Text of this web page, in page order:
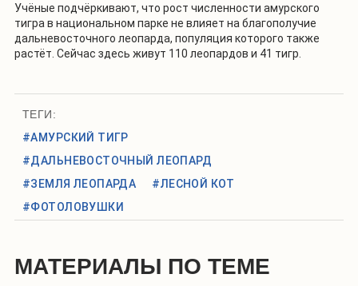
Учёные подчёркивают, что рост численности амурского
тигра в национальном парке не влияет на благополучие
дальневосточного леопарда, популяция которого также
растёт. Сейчас здесь живут 110 леопардов и 41 тигр.
ТЕГИ:
#АМУРСКИЙ ТИГР
#ДАЛЬНЕВОСТОЧНЫЙ ЛЕОПАРД
#ЗЕМЛЯ ЛЕОПАРДА
#ЛЕСНОЙ КОТ
#ФОТОЛОВУШКИ
МАТЕРИАЛЫ ПО ТЕМЕ